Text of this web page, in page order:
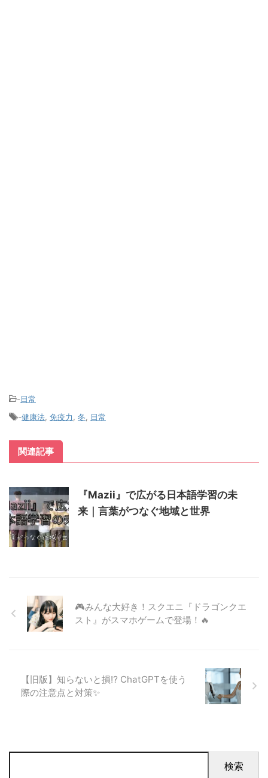
-日常
-健康法 免疫力 冬 日常
関連記事
『Mazii』で広がる日本語学習の未
来｜言葉がつなぐ地域と世界
🎮みんな大好き！スクエニ『ドラゴンクエ
スト』がスマホゲームで登場！🔥
【旧版】知らないと損⁉ ChatGPTを使う
際の注意点と対策✨
検索